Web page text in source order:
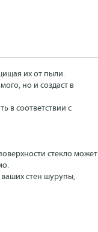
их от пыли.
но и создаст в
в соответствии с
стекло может
стен шурупы,